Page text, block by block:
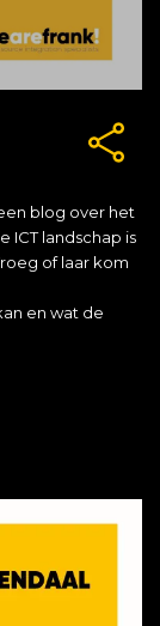
blog over het
ICT landschap is
of laar kom
en wat de